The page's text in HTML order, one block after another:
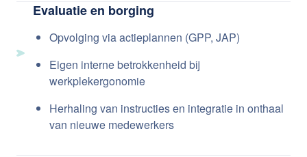
Evaluatie en borging
Opvolging via actieplannen (GPP, JAP)
Eigen interne betrokkenheid bij
werkplekergonomie
Herhaling van instructies en integratie in onthaal
van nieuwe medewerkers